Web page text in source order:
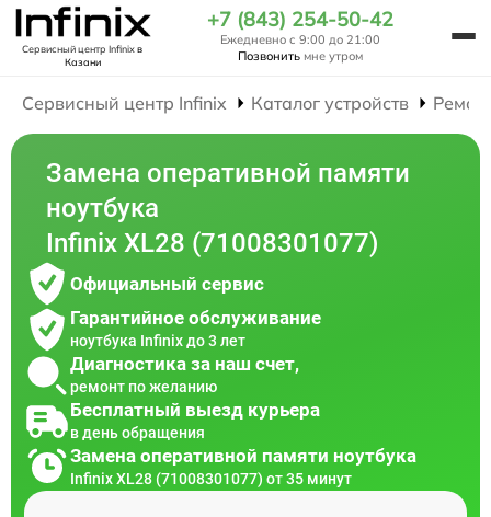
Сервисный центр Infinixв
Казани
+7 (843) 254-50-42
Ежедневно с 9:00 до 21:00
Позвонить мне утром
Сервисный центр Infinix Каталог устройств
Замена оперативной памяти
ноутбука
Infinix XL28 (71008301077)
Официальный сервис
Гарантийное обслуживание
ноутбука Infinix до 3 лет
Диагностика за наш счет,
ремонт по желанию
Бесплатный выезд курьера
в день обращения
Замена оперативной памяти ноутбука
Infinix XL28 (71008301077) от 35 минут